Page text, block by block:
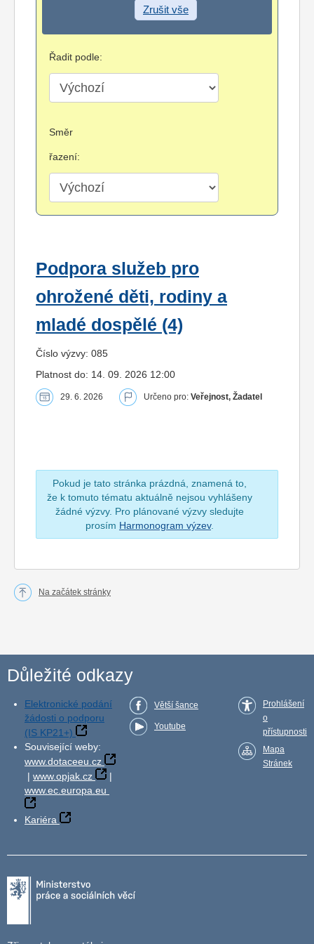
Zrušit vše
Řadit podle:
Směr
řazení:
Podpora služeb pro
ohrožené děti, rodiny a
mladé dospělé (4)
Číslo výzvy: 085
Platnost do: 14. 09. 2026 12:00
29. 6. 2026 Určeno pro: Veřejnost, Žadatel
Pokud je tato stránka prázdná, znamená to,
že k tomuto tématu aktuálně nejsou vyhlášeny
žádné výzvy. Pro plánované výzvy sledujte
prosím Harmonogram výzev.
Na začátek stránky
Důležité odkazy
Elektronické podání
žádosti o podporu
(IS KP21+)
Související weby:
www.dotaceeu.cz
| www.opjak.cz
|
www.ec.europa.eu
Kariéra
Větší šance
Youtube
Prohlášení
o
přístupnosti
Mapa
Stránek